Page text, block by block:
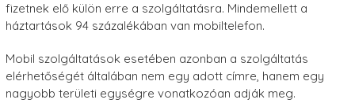
fizetnek elő külön erre a szolgáltatásra. Mindemellett a
háztartások 94 százalékában van mobiltelefon.
Mobil szolgáltatások esetében azonban a szolgáltatás
elérhetőségét általában nem egy adott címre, hanem egy
nagyobb területi egységre vonatkozóan adják meg.